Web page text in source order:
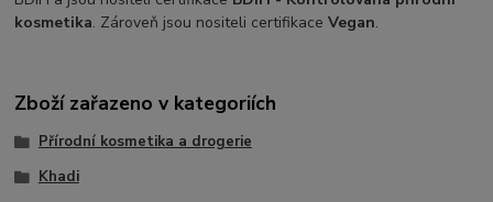
kosmetika. Zároveň jsou nositeli certifikaceVegan.
Zboží zařazeno v kategoriích
Přírodní kosmetika a drogerie
Khadi